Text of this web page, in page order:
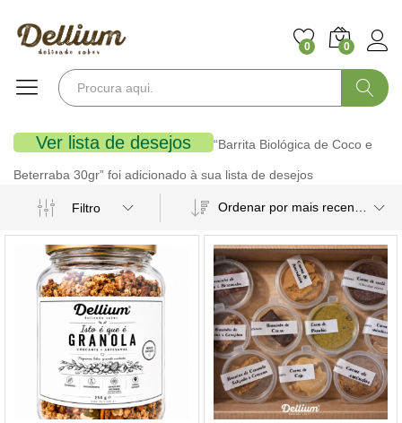
0 0
Ver lista de desejos “Barrita Biológica de Coco e
Beterraba 30gr” foi adicionado à sua lista de desejos
Filtro